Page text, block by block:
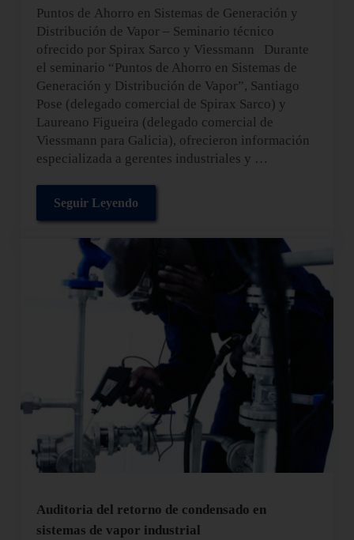
Puntos de Ahorro en Sistemas de Generación y
Distribución de Vapor – Seminario técnico
ofrecido por Spirax Sarco y Viessmann Durante
el seminario “Puntos de Ahorro en Sistemas de
Generación y Distribución de Vapor”, Santiago
Pose (delegado comercial de Spirax Sarco) y
Laureano Figueira (delegado comercial de
Viessmann para Galicia), ofrecieron información
especializada a gerentes industriales y …
Seguir LeyendoPuntos de Ahorro en Sistemas de Generación
Auditoria del retorno de condensado en
sistemas de vapor industrial